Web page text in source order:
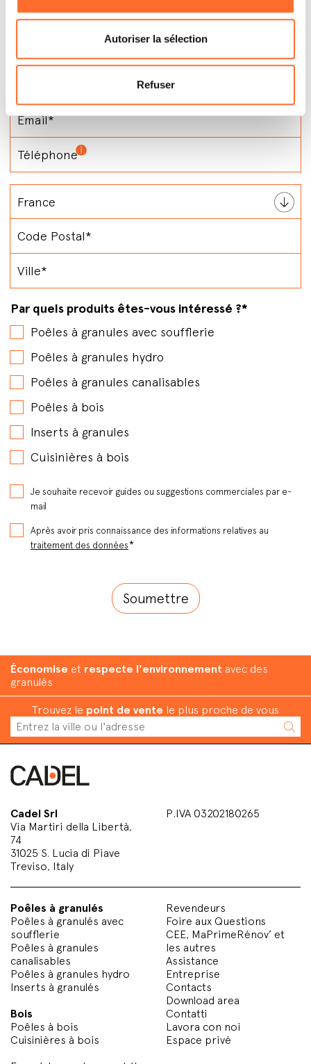
Autoriser la sélection
Refuser
Par quels produits êtes-vous intéressé ?*
Poêles à granules avec soufflerie
Poêles à granules hydro
Poêles à granules canalisables
Poêles à bois
Inserts à granules
Cuisinières à bois
Je souhaite recevoir guides ou suggestions commerciales par e-
mail
Après avoir pris connaissance des informations relatives au
traitement des données*
Économise et respecte l'environnement avec des
granulés
Trouvez le point de vente le plus proche de vous
Cadel Srl
Via Martiri della Libertà,
74
31025 S. Lucia di Piave
Treviso, Italy
P.IVA 03202180265
Poêles à granulés
Poêles à granulés avec
soufflerie
Poêles à granules
canalisables
Poêles à granules hydro
Inserts à granulés
Bois
Poêles à bois
Cuisinières à bois
Revendeurs
Foire aux Questions
CEE, MaPrimeRénov’ et
les autres
Assistance
Entreprise
Contacts
Download area
Contatti
Lavora con noi
Espace privé